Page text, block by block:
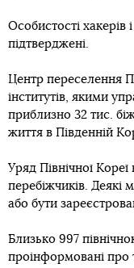
Особистості хакерів
підтверджені.
Центр переселення
інститутів, якими
приблизно 32 тис.
життя в Південній
Уряд Північної
перебіжчиків. Деякі
або бути
Близько 997
проінформовані про